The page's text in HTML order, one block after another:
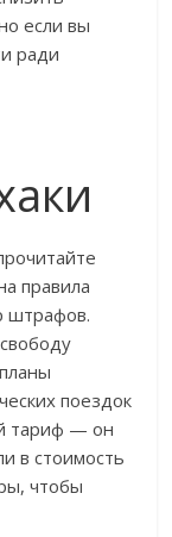
если вы
ради
правила
штрафов.
поездок
тариф — он
в стоимость
чтобы